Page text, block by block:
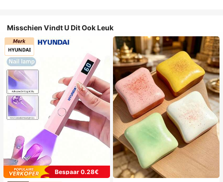
Misschien Vindt U Dit Ook Leuk
Bespaar 0.28€